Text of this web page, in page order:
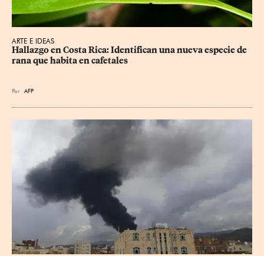
ARTE E IDEAS
Hallazgo en Costa Rica: Identifican una nueva especie de
rana que habita en cafetales
Por AFP